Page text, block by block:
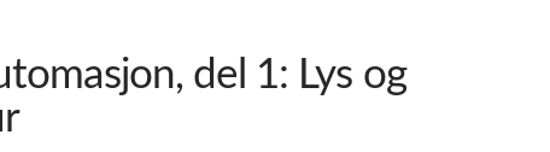
del 1: Lys og